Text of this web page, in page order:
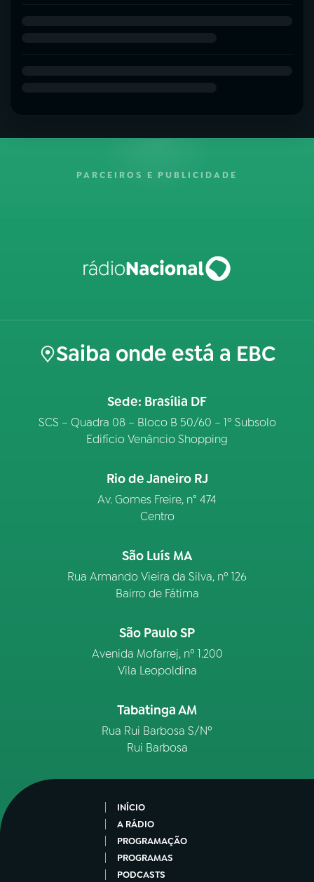
PARCEIROS E PUBLICIDADE
Saiba onde está a EBC
Sede: Brasília DF
SCS – Quadra 08 – Bloco B 50/60 – 1º Subsolo
Edifício Venâncio Shopping
Rio de Janeiro RJ
Av. Gomes Freire, n° 474
Centro
São Luís MA
Rua Armando Vieira da Silva, nº 126
Bairro de Fátima
São Paulo SP
Avenida Mofarrej, nº 1.200
Vila Leopoldina
Tabatinga AM
Rua Rui Barbosa S/Nº
Rui Barbosa
INÍCIO
A RÁDIO
PROGRAMAÇÃO
PROGRAMAS
PODCASTS